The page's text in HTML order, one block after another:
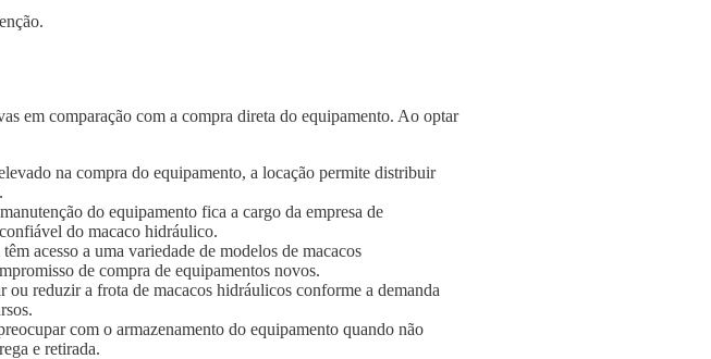
em comparação com a compra direta do equipamento. Ao optar
na compra do equipamento, a locação permite distribuir
do equipamento fica a cargo da empresa de
do macaco hidráulico.
acesso a uma variedade de modelos de macacos
de compra de equipamentos novos.
reduzir a frota de macacos hidráulicos conforme a demanda
com o armazenamento do equipamento quando não
e retirada.